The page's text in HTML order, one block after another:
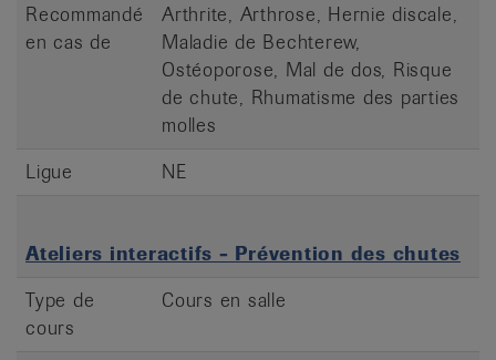
Recommandé
en cas de
Arthrite, Arthrose, Hernie discale,
Maladie de Bechterew,
Ostéoporose, Mal de dos, Risque
de chute, Rhumatisme des parties
molles
Ligue
NE
Ateliers interactifs - Prévention des chutes
Type de
cours
Cours en salle